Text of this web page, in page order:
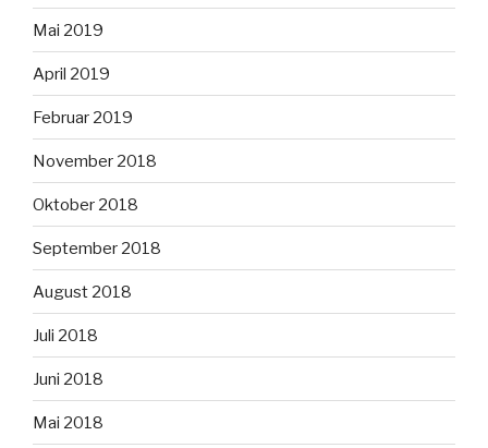
Mai 2019
April 2019
Februar 2019
November 2018
Oktober 2018
September 2018
August 2018
Juli 2018
Juni 2018
Mai 2018